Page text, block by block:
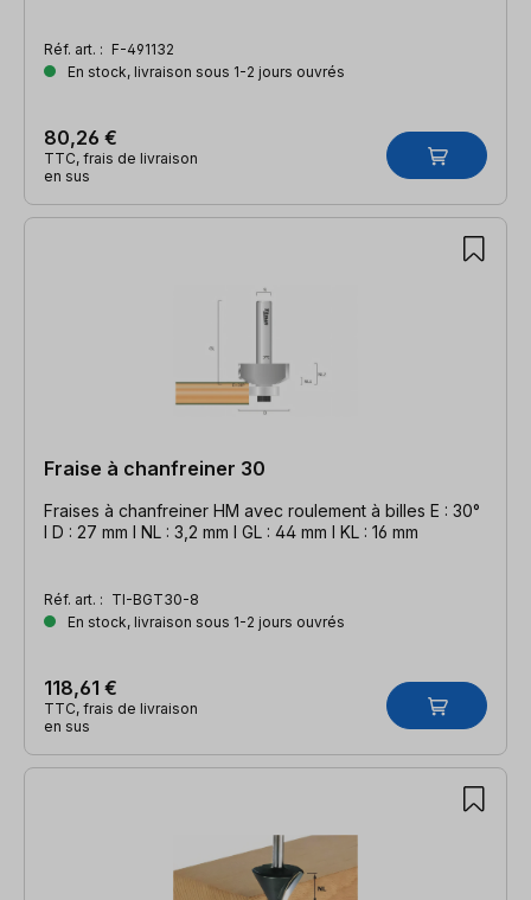
Réf. art. : F-491132
En stock, livraison sous 1-2 jours ouvrés
80,26 €
TTC, frais de livraison
en sus
Fraise à chanfreiner 30
Fraises à chanfreiner HM avec roulement à billes E : 30°
l D : 27 mm l NL : 3,2 mm l GL : 44 mm l KL : 16 mm
Réf. art. : TI-BGT30-8
En stock, livraison sous 1-2 jours ouvrés
118,61 €
TTC, frais de livraison
en sus